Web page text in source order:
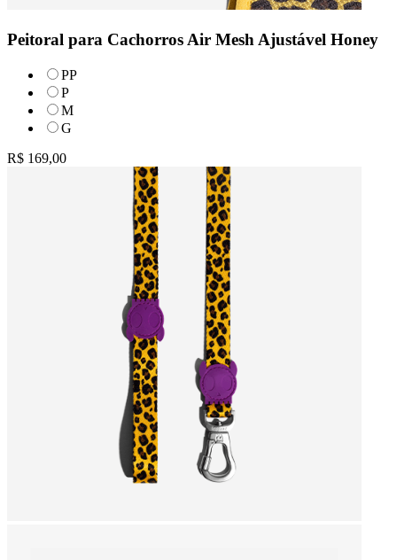
Peitoral para Cachorros Air Mesh Ajustável Honey
PP
P
M
G
R$ 169,00